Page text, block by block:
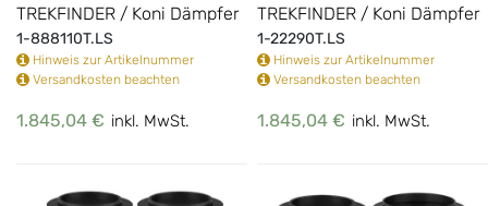
TREKFINDER / Koni Dämpfer
1-888110T.LS
Hinweis zur Artikelnummer
Versandkosten beachten
1.845,04 € inkl. MwSt.
TREKFINDER / Koni Dämpfer
1-22290T.LS
Hinweis zur Artikelnummer
Versandkosten beachten
1.845,04 € inkl. MwSt.